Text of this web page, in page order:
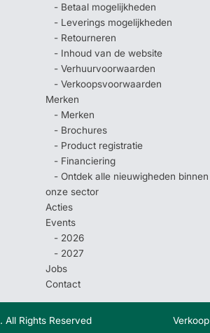
- Betaal mogelijkheden
- Leverings mogelijkheden
- Retourneren
- Inhoud van de website
- Verhuurvoorwaarden
- Verkoopsvoorwaarden
Merken
- Merken
- Brochures
- Product registratie
- Financiering
- Ontdek alle nieuwigheden binnen
onze sector
Acties
Events
- 2026
- 2027
Jobs
Contact
. All Rights Reserved Verkoop